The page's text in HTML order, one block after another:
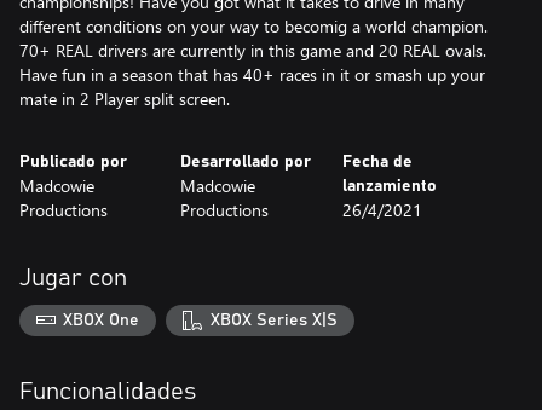
different conditions on your way to becomig a world champion.
70+ REAL drivers are currently in this game and 20 REAL ovals.
Have fun in a season that has 40+ races in it or smash up your
mate in 2 Player split screen.
Publicado por
Madcowie
Productions
Desarrollado por
Madcowie
Productions
Fecha de
lanzamiento
26/4/2021
Jugar con
XBOX One XBOX Series X|S
Funcionalidades